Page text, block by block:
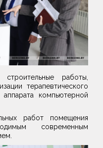
работы,
терапевтического
компьютерной
работ помещения
современным